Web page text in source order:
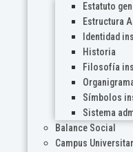
Estatuto
Estructura
Identidad
Historia
Filosofía
Símbolos
Sistema
Balance Social
Campus